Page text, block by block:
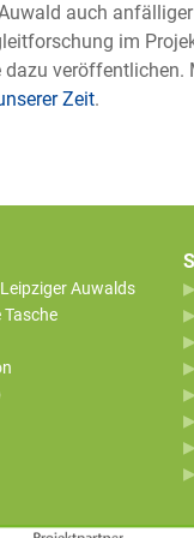
auch
im
dazu veröffentlichen.
Zeit.
Auwalds
Tasche